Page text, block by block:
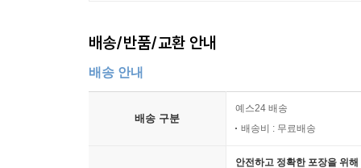
배송/반품/교환 안내
배송 안내
배송 구분
예스24 배송
배송비 : 무료배송
안전하고 정확한 포장을 위